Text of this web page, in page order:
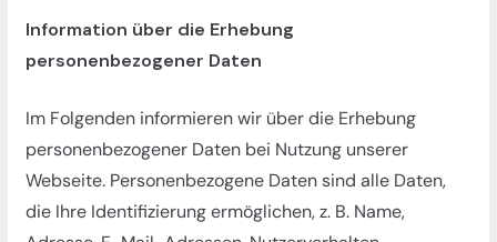
f
ü
H
e
n
n
Information über die Erhebung
personenbezogener Daten
Im Folgenden informieren wir über die Erhebung
personenbezogener Daten bei Nutzung unserer
Webseite. Personenbezogene Daten sind alle Daten,
die Ihre Identifizierung ermöglichen, z. B. Name,